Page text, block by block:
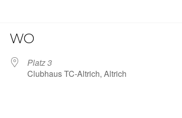
WO
Platz 3
Clubhaus TC-Altrich, Altrich